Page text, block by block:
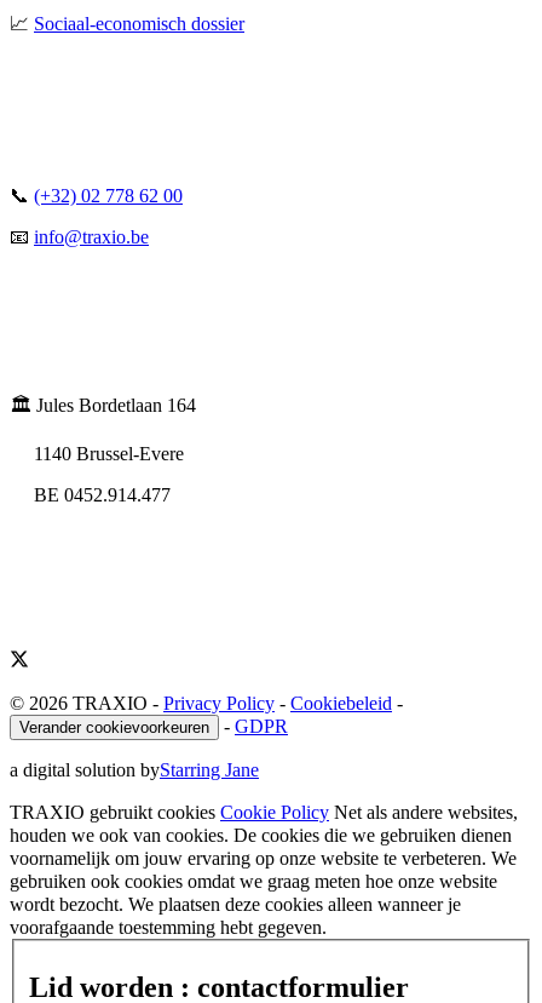
📈 Sociaal-economisch dossier
📞 (+32) 02 778 62 00
📧 info@traxio.be
🏛️ Jules Bordetlaan 164
1140 Brussel-Evere
BE 0452.914.477
© 2026 TRAXIO - Privacy Policy - Cookiebeleid -
Verander cookievoorkeuren - GDPR
a digital solution byStarring Jane
TRAXIO gebruikt cookies Cookie Policy Net als andere websites,
houden we ook van cookies. De cookies die we gebruiken dienen
voornamelijk om jouw ervaring op onze website te verbeteren. We
gebruiken ook cookies omdat we graag meten hoe onze website
wordt bezocht. We plaatsen deze cookies alleen wanneer je
voorafgaande toestemming hebt gegeven.
Lid worden : contactformulier